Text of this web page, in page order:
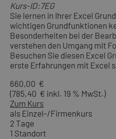
Kurs-ID:7EG
Sie lernen in Ihrer Excel
wichtigen Grundfunktionen
Besonderheiten bei der
verstehen den Umgang mit
Besuchen Sie diesen Excel
erste Erfahrungen mit Excel
660,00 €
(785,40 € inkl. 19 % MwSt.)
Zum Kurs
als Einzel-/Firmenkurs
2 Tage
1 Standort